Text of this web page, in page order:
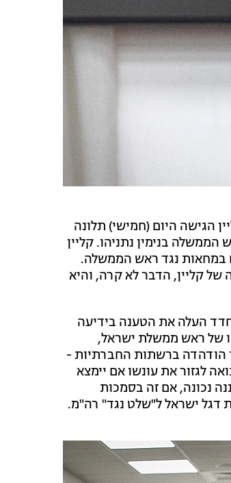
הדס קליין הגישה היום (חמישי) תלונה
בנימין נתניהו. קליין
במחאות נגד ראש הממשלה.
קליין, הדבר לא קרה, והיא
העלה את הטענה בידיעה
של ראש ממשלת ישראל,
הודהדה ברשתות החברתיות -
לגזור את עונשו אם יימצא
נכונה, אם זה בסמכות
דגל ישראל ל"שלט נגד" רה"מ.